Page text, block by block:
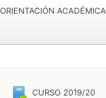
ORIENTACIÓN
CURSO 2019/20